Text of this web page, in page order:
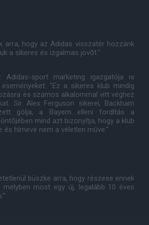
arra, hogy az Adidas visszatér hozzánk
a sikeres és izgalmas jövõt."
Adidas-sport marketing igazgatója is
"Ez a sikeres klub mindig
és számos alkalommal vitt véghez
Sir Alex Ferguson sikerei, Backham
gólja, a Bayern elleni fordítás a
mind azt bizonyítja, hogy a klub
és hírneve nem a véletlen mûve."
büszke arra, hogy részese ennek
melyben most egy új, legalább 10 éves